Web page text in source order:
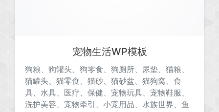
宠物生活WP模板
狗粮、狗罐头、狗零食、狗厕所、尿垫、猫粮、
猫罐头、猫零食、猫砂、猫砂盆、猫狗窝、食
具、水具、医疗、保健、宠物玩具、宠物鞋服、
洗护美容、宠物牵引、小宠用品、水族世界、鱼